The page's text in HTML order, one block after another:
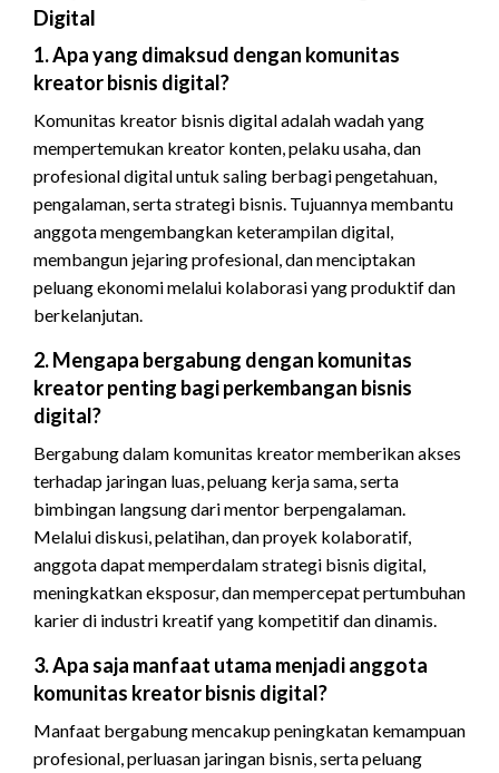
Digital
1. Apa yang dimaksud dengan komunitas
kreator bisnis digital?
Komunitas kreator bisnis digital adalah wadah yang
mempertemukan kreator konten, pelaku usaha, dan
profesional digital untuk saling berbagi pengetahuan,
pengalaman, serta strategi bisnis. Tujuannya membantu
anggota mengembangkan keterampilan digital,
membangun jejaring profesional, dan menciptakan
peluang ekonomi melalui kolaborasi yang produktif dan
berkelanjutan.
2. Mengapa bergabung dengan komunitas
kreator penting bagi perkembangan bisnis
digital?
Bergabung dalam komunitas kreator memberikan akses
terhadap jaringan luas, peluang kerja sama, serta
bimbingan langsung dari mentor berpengalaman.
Melalui diskusi, pelatihan, dan proyek kolaboratif,
anggota dapat memperdalam strategi bisnis digital,
meningkatkan eksposur, dan mempercepat pertumbuhan
karier di industri kreatif yang kompetitif dan dinamis.
3. Apa saja manfaat utama menjadi anggota
komunitas kreator bisnis digital?
Manfaat bergabung mencakup peningkatan kemampuan
profesional, perluasan jaringan bisnis, serta peluang